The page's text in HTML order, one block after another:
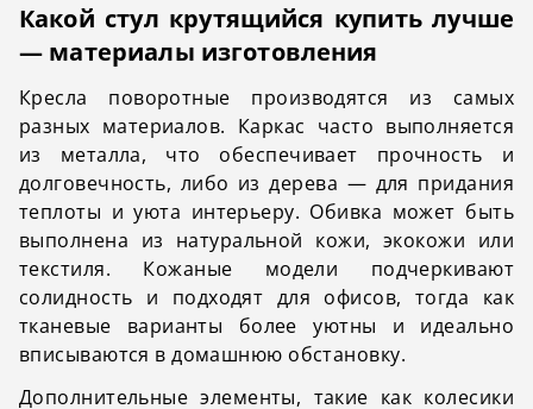
Какой стул крутящийся купить лучше
— материалы изготовления
Кресла поворотные производятся из самых
разных материалов. Каркас часто выполняется
из металла, что обеспечивает прочность и
долговечность, либо из дерева — для придания
теплоты и уюта интерьеру. Обивка может быть
выполнена из натуральной кожи,экокожи или
текстиля. Кожаные модели подчеркивают
солидность и подходят для офисов, тогда как
тканевые варианты более уютны и идеально
вписываются в домашнюю обстановку.
Дополнительные элементы, такие как колесики